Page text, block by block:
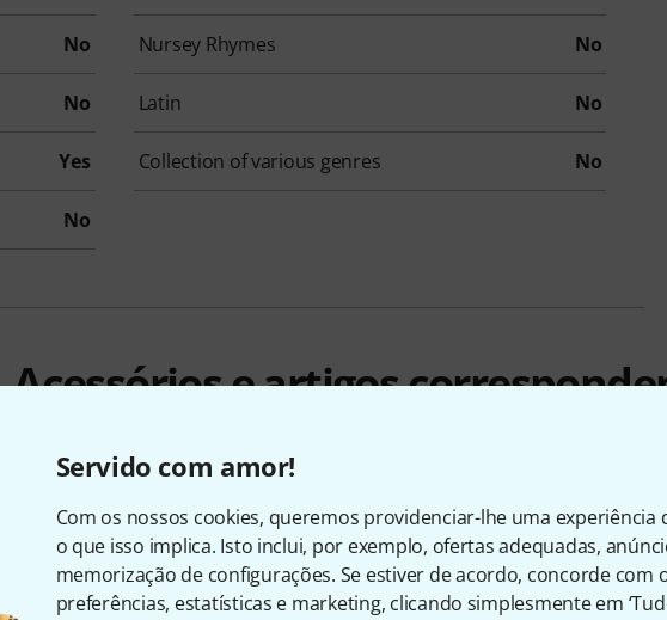
Servido com amor!
Com os nossos cookies, queremos providenciar-lhe uma
o que isso implica. Isto inclui, por exemplo, ofertas adequadas,
memorização de configurações. Se estiver de acordo, concorde com
preferências, estatísticas e marketing, clicando simplesmente em
No Nursey Rhymes No
No Latin No
Yes Collection of various genres No
No
Acessórios e artigos